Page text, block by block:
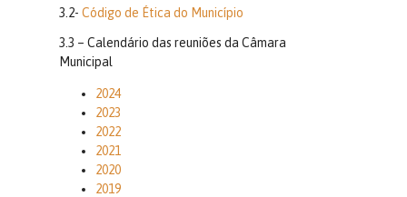
3.2- Código de Ética do Município
3.3 – Calendário das reuniões da Câmara
Municipal
2024
2023
2022
2021
2020
2019